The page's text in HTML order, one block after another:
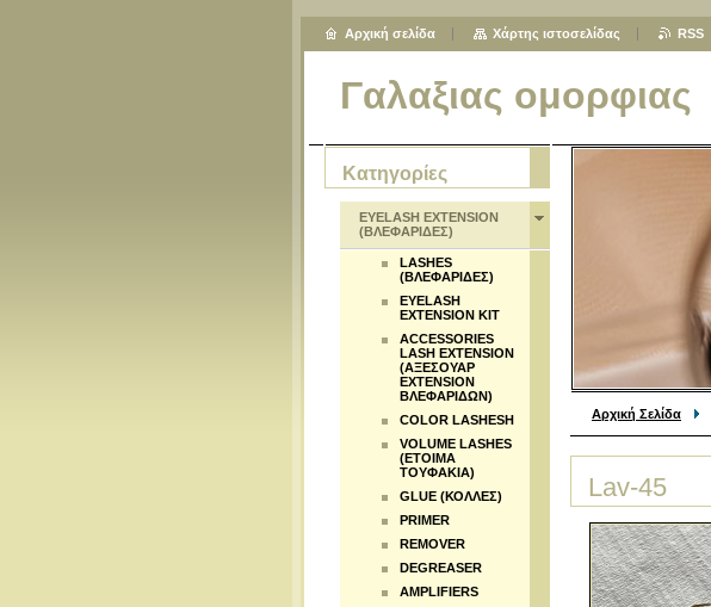
Γαλαξιας ομορφιας
Αρχική Σελίδα
Lav-45
Κατηγορίες
EYELASH EXTENSION
(ΒΛΕΦΑΡΙΔΕΣ)
LASHES
(ΒΛΕΦΑΡΙΔΕΣ)
EYELASH
EXTENSION KIT
ACCESSORIES
LASH EXTENSION
(ΑΞΕΣΟΥΑΡ
EXTENSION
ΒΛΕΦΑΡΙΔΩΝ)
COLOR LASHESH
VOLUME LASHES
(ΕΤΟΙΜΑ
ΤΟΥΦΑΚΙΑ)
GLUE (ΚΟΛΛΕΣ)
PRIMER
REMOVER
DEGREASER
AMPLIFIERS
Αρχική σελίδα Χάρτης ιστοσελίδας RSS